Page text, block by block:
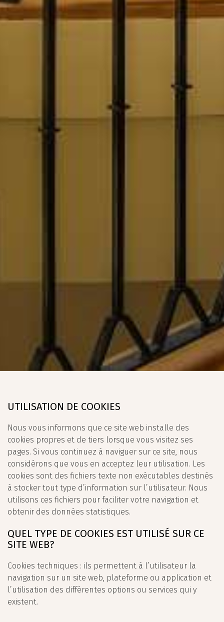
UTILISATION DE COOKIES
Nous vous informons que ce site web installe des
cookies propres et de tiers lorsque vous visitez ses
pages. Si vous continuez à naviguer sur ce site, nous
considérons que vous en acceptez leur utilisation. Les
cookies sont des fichiers texte non exécutables destinés
à stocker tout type d’information sur l’utilisateur. Nous
utilisons ces fichiers pour faciliter votre navigation et
obtenir des données statistiques.
QUEL TYPE DE COOKIES EST UTILISÉ SUR CE
SITE WEB?
Cookies techniques : ils permettent à l’utilisateur la
navigation sur un site web, plateforme ou application et
l’utilisation des différentes options ou services qui y
existent.